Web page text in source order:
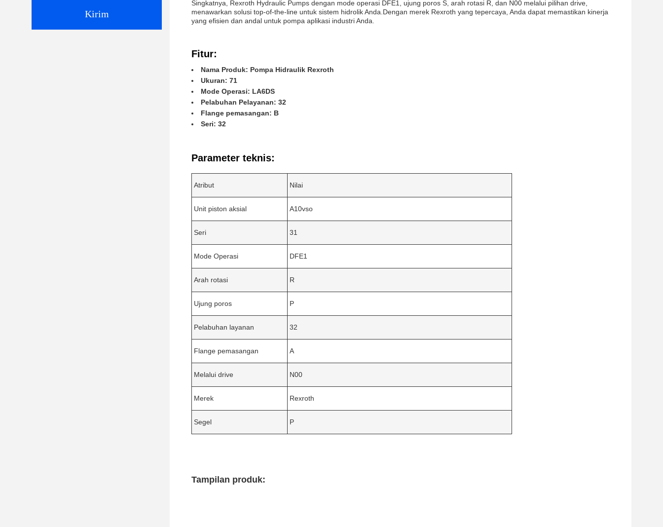
Kirim
Singkatnya, Rexroth Hydraulic Pumps dengan mode operasi DFE1, ujung poros S, arah rotasi R, dan N00 melalui pilihan drive,
menawarkan solusi top-of-the-line untuk sistem hidrolik Anda.Dengan merek Rexroth yang tepercaya, Anda dapat memastikan kinerja
yang efisien dan andal untuk pompa aplikasi industri Anda.
Fitur:
Nama Produk: Pompa Hidraulik Rexroth
Ukuran: 71
Mode Operasi: LA6DS
Pelabuhan Pelayanan: 32
Flange pemasangan: B
Seri: 32
Parameter teknis:
Atribut Nilai
Unit piston aksial A10vso
Seri 31
Mode Operasi DFE1
Arah rotasi R
Ujung poros P
Pelabuhan layanan 32
Flange pemasangan A
Melalui drive N00
Merek Rexroth
Segel P
Tampilan produk: